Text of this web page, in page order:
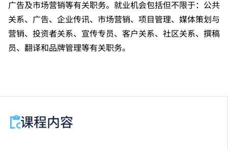
像、运动科学及体适能、形象设计、多媒体科艺、项目
策划及运作、公关与广告、应用商业研究、室内设计／
室内与展览设计、电脑游戏及动画设计、金融市场及运
作、时装及形象设计／时装形象设计、由戏开始 • 剧艺
宝及时尚首饰设计、实用心理学、公关及传讯、商业数
及多媒体传讯、数码媒体及电台制作、数码年代―珠宝
广告及市场营销等有关职务。就业机会包括但不限于：公共
关系、广告、企业传讯、市场营销、项目管理、媒体策划与
营销、投资者关系、宣传专员、客户关系、社区关系、撰稿
员、翻译和品牌管理等有关职务。
课程内容